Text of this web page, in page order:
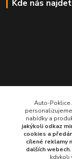
Kde nás
Auto-
nabídky a
jakýkoli odkaz
cookies a
cílené reklamy
dalších webech.
kdykoli